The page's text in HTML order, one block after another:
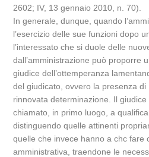
2602; IV, 13 gennaio 2010, n. 70).
In generale, dunque, quando
l’esercizio delle sue funzioni dopo
l’interessato che si duole delle
dall’amministrazione può proporre
giudice dell’ottemperanza
del giudicato, ovvero la presenza
rinnovata determinazione. Il giudice
chiamato, in primo luogo, a
distinguendo quelle attinenti
quelle che invece hanno a chc fare
amministrativa, traendone le